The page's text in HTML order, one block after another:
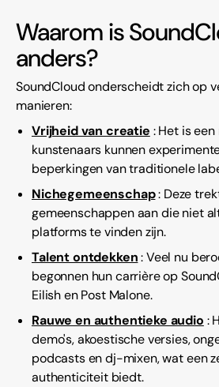
Waarom is
anders?
SoundCloud onderscheidt zich op
manieren:
Vrijheid van creatie : Het is
kunstenaars kunnen
beperkingen van traditionele
Nichegemeenschap: Deze
gemeenschappen aan die niet
platforms te vinden zijn.
Talent ontdekken: Veel nu
begonnen hun carrière op
Eilish en Post Malone.
Rauwe en authentieke audio :
demo's, akoestische versies,
podcasts en dj-mixen, wat een
authenticiteit biedt.